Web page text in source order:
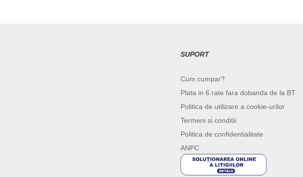
SUPORT
Cum cumpar?
Plata in 6 rate fara dobanda de la BT
Politica de utilizare a cookie-urilor
Termeni si conditii
Politica de confidentialitate
ANPC